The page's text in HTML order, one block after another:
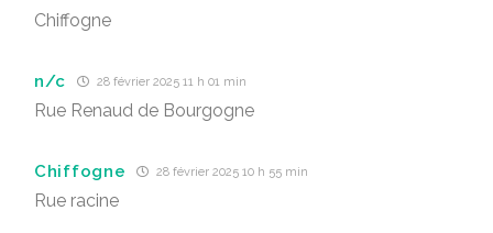
Chiffogne
n/c 28 février 2025 11 h 01 min
Rue Renaud de Bourgogne
Chiffogne 28 février 2025 10 h 55 min
Rue racine